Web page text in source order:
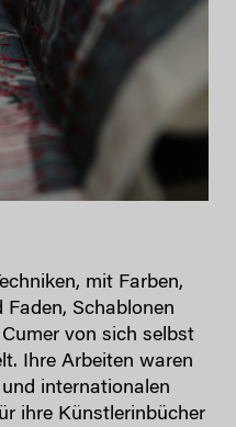
mit Farben,
Faden, Schablonen
von sich selbst
Ihre Arbeiten waren
internationalen
ihre Künstlerinbücher